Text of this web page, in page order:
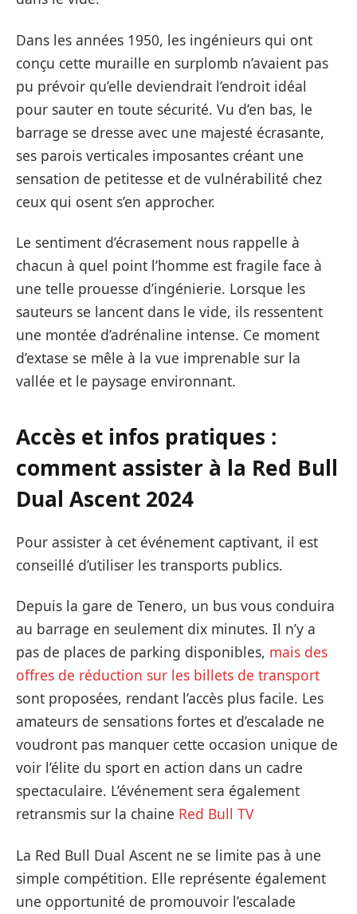
Dans les années 1950, les ingénieurs qui ont
conçu cette muraille en surplomb n’avaient pas
pu prévoir qu’elle deviendrait l’endroit idéal
pour sauter en toute sécurité. Vu d’en bas, le
barrage se dresse avec une majesté écrasante,
ses parois verticales imposantes créant une
sensation de petitesse et de vulnérabilité chez
ceux qui osent s’en approcher.
Le sentiment d’écrasement nous rappelle à
chacun à quel point l’homme est fragile face à
une telle prouesse d’ingénierie. Lorsque les
sauteurs se lancent dans le vide, ils ressentent
une montée d’adrénaline intense. Ce moment
d’extase se mêle à la vue imprenable sur la
vallée et le paysage environnant.
Accès et infos pratiques :
comment assister à la Red Bull
Dual Ascent 2024
Pour assister à cet événement captivant, il est
conseillé d’utiliser les transports publics.
Depuis la gare de Tenero, un bus vous conduira
au barrage en seulement dix minutes. Il n’y a
pas de places de parking disponibles, mais des
offres de réduction sur les billets de transport
sont proposées, rendant l’accès plus facile. Les
amateurs de sensations fortes et d’escalade ne
voudront pas manquer cette occasion unique de
voir l’élite du sport en action dans un cadre
spectaculaire. L’événement sera également
retransmis sur la chaine Red Bull TV
La Red Bull Dual Ascent ne se limite pas à une
simple compétition. Elle représente également
une opportunité de promouvoir l’escalade